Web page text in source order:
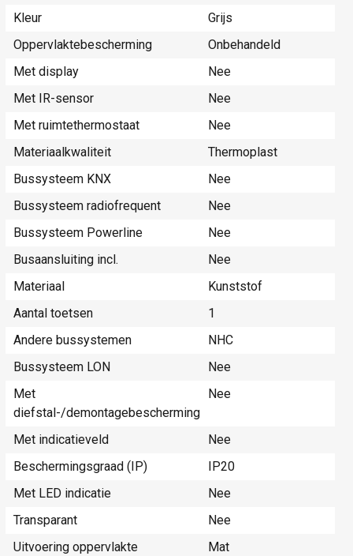
Kleur
Grijs
Oppervlaktebescherming
Onbehandeld
Met display
Nee
Met IR-sensor
Nee
Met ruimtethermostaat
Nee
Materiaalkwaliteit
Thermoplast
Bussysteem KNX
Nee
Bussysteem radiofrequent
Nee
Bussysteem Powerline
Nee
Busaansluiting incl.
Nee
Materiaal
Kunststof
Aantal toetsen
1
Andere bussystemen
NHC
Bussysteem LON
Nee
Met
diefstal-/demontagebescherming
Nee
Met indicatieveld
Nee
Beschermingsgraad (IP)
IP20
Met LED indicatie
Nee
Transparant
Nee
Uitvoering oppervlakte
Mat